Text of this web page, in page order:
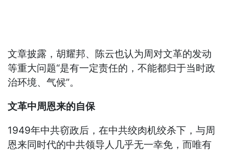
文章披露，胡耀邦、陈云也认为周对文革的发动
等重大问题“是有一定责任的，不能都归于当时政
治环境、气候”。
文革中周恩来的自保
1949年中共窃政后，在中共绞肉机绞杀下，与周
恩来同时代的中共领导人几乎无一幸免，而唯有